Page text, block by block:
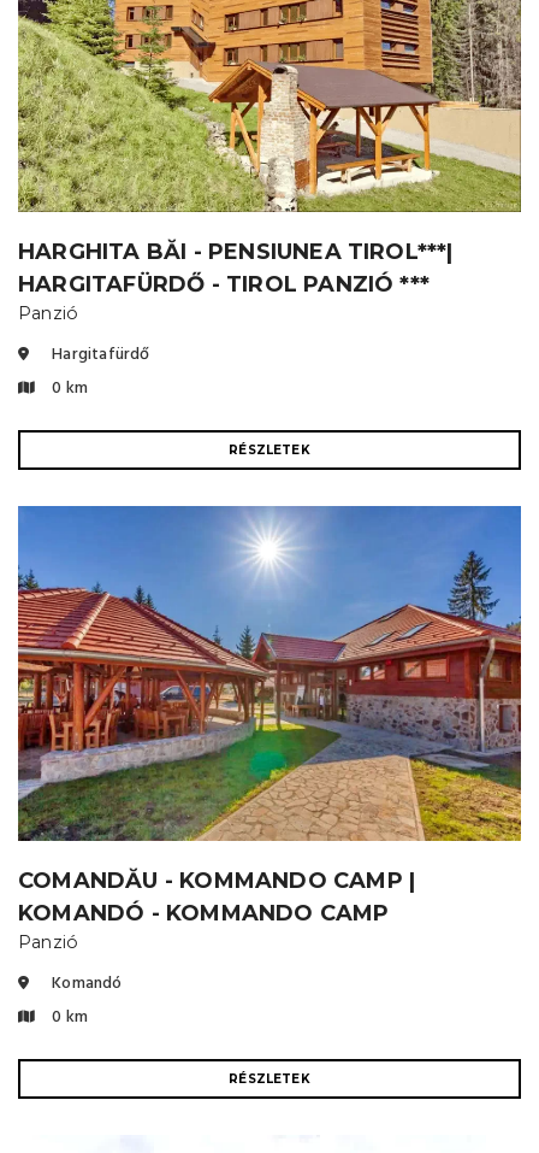
HARGHITA BĂI - PENSIUNEA TIROL***|
HARGITAFÜRDŐ - TIROL PANZIÓ ***
Panzió
Hargitafürdő
0 km
RÉSZLETEK
COMANDĂU - KOMMANDO CAMP |
KOMANDÓ - KOMMANDO CAMP
Panzió
Komandó
0 km
RÉSZLETEK